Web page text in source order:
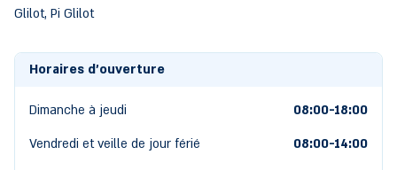
Glilot, Pi Glilot
Horaires d'ouverture
Dimanche à jeudi
08:00-18:00
Vendredi et veille de jour férié
08:00-14:00